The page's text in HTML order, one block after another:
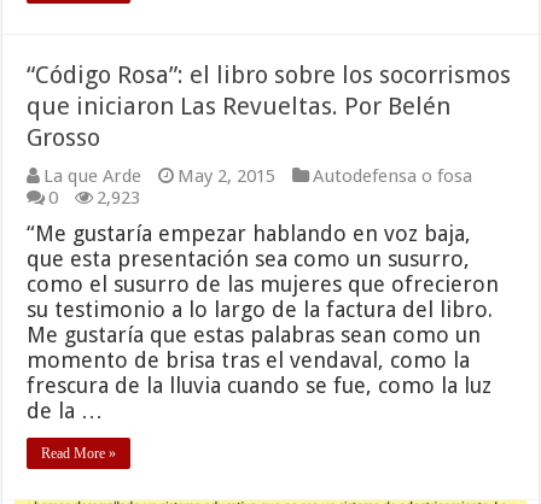
“Código Rosa”: el libro sobre los socorrismos
que iniciaron Las Revueltas. Por Belén
Grosso
La que Arde May 2, 2015
Autodefensa o fosa
0
2,923
“Me gustaría empezar hablando en voz baja,
que esta presentación sea como un susurro,
como el susurro de las mujeres que ofrecieron
su testimonio a lo largo de la factura del libro.
Me gustaría que estas palabras sean como un
momento de brisa tras el vendaval, como la
frescura de la lluvia cuando se fue, como la luz
de la …
Read More »